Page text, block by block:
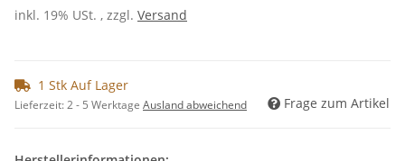
inkl. 19% USt. , zzgl. Versand
1 Stk Auf Lager
Lieferzeit:2 - 5 Werktage Ausland abweichend Frage zum Artikel